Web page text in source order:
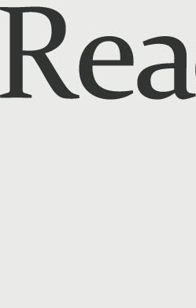
Reads - 読書のSNS＆記録アプリ